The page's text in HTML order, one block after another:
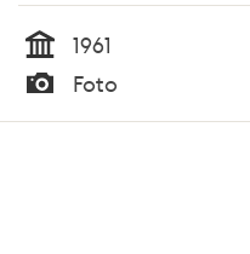
bensinpumpar på
Sjöbergsplan samt
byggbaracker
Tid
1961
Typ
Foto